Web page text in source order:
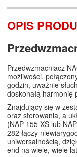
OPIS
Przedwzmacniacz
możliwości,
godzin, uważnie
doskonałą harmonię
Znajdujący się w
oraz sterowania, a
(NAP 155 XS lub
282 łączy
uniwersalnością,
end na wiele, wiele